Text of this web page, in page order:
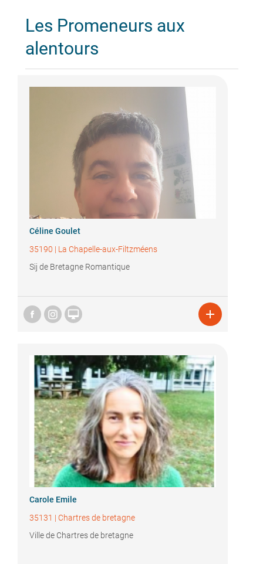
Les Promeneurs aux
alentours
Céline Goulet
35190 | La Chapelle-aux-Filtzméens
Sij de Bretagne Romantique
 
Carole Emile
35131 | Chartres de bretagne
Ville de Chartres de bretagne